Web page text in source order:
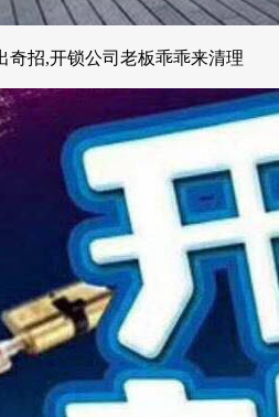
奇招,开锁公司老板乖乖来清理